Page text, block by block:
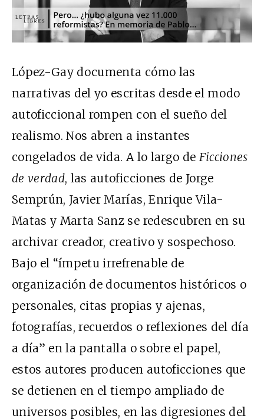
López-Gay documenta cómo las
narrativas del yo escritas desde el modo
autoficcional rompen con el sueño del
realismo. Nos abren a instantes
congelados de vida. A lo largo de Ficciones
de verdad, las autoficciones de Jorge
Semprún, Javier Marías, Enrique Vila-
Matas y Marta Sanz se redescubren en su
archivar creador, creativo y sospechoso.
Bajo el “ímpetu irrefrenable de
organización de documentos históricos o
personales, citas propias y ajenas,
fotografías, recuerdos o reflexiones del día
a día” en la pantalla o sobre el papel,
estos autores producen autoficciones que
se detienen en el tiempo ampliado de
universos posibles, en las digresiones del